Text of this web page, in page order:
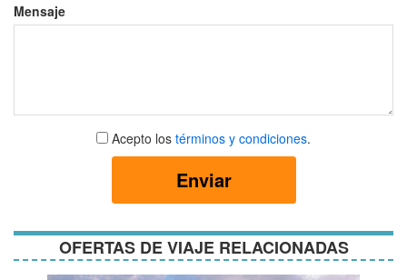
Mensaje
Aceptar
términos
Acepto los términos y condiciones.
Enviar
OFERTAS DE VIAJE RELACIONADAS